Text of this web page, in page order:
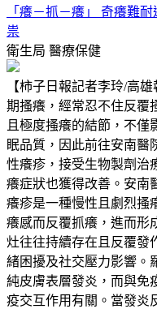
「癢－抓－癢」 奇癢難
祟
衛生局 醫療保健
【柿子日報記者李玲/高
期搔癢，經常忍不住反覆
且極度搔癢的結節，不
眠品質，因此前往安南醫
性癢疹，接受生物製劑治
癢症狀也獲得改善。安南
癢疹是一種慢性且劇烈搔
癢感而反覆抓癢，進而形
灶往往持續存在且反覆發
緒困擾及社交壓力影響。
純皮膚表層發炎，而與免
疫交互作用有關。當發炎